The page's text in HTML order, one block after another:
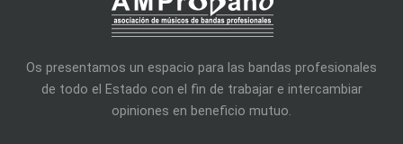
Os presentamos un espacio para las bandas profesionales
de todo el Estado con el fin de trabajar e intercambiar
opiniones en beneficio mutuo.